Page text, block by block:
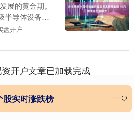
展的黄金期。
半导体设备行
增长趋势。据
盘开户
开户文章已加载完成
股实时涨跌榜